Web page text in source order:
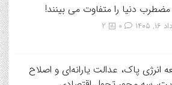
مضطرب دنیا را متفاوت می بینند!
۱۴۰۵ 2
انرژی پاک، عدالت یارانه‌ای و اصلاح